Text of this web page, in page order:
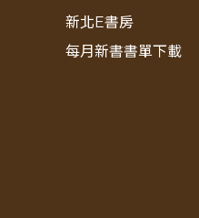
新北E書房
每月新書書單下載